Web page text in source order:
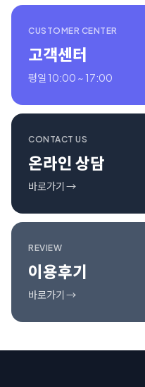
CUSTOMER CENTER
고객센터
평일 10:00 ~ 17:00
CONTACT US
온라인 상담
바로가기 →
REVIEW
이용후기
바로가기 →